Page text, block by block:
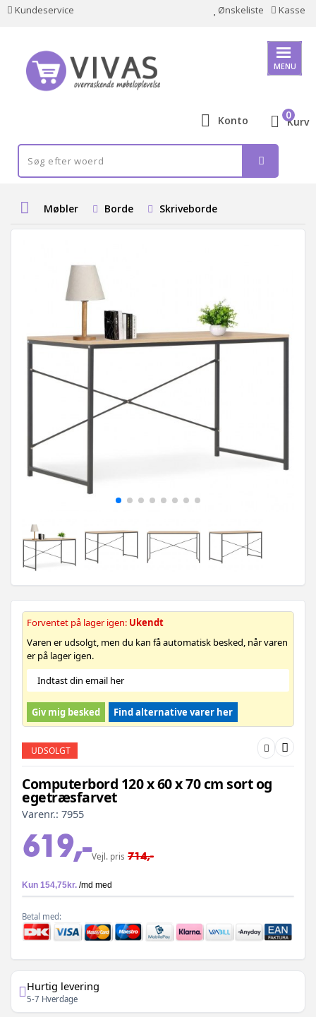
Kundeservice Ønskeliste Kasse
MENU
Konto Kurv
0
Møbler Borde Skriveborde
Forventet på lager igen: Ukendt
Varen er udsolgt, men du kan få automatisk besked, når varen
er på lager igen.
Giv mig besked Find alternative varer her
UDSOLGT
Computerbord 120 x 60 x 70 cm sort og
egetræsfarvet
Varenr.: 7955
619,-Vejl. pris 714,-
Betal med:
Hurtig levering
5-7 Hverdage